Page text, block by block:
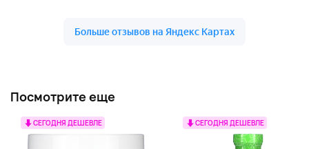
Посмотрите еще
СЕГОДНЯ ДЕШЕВЛЕ СЕГОДНЯ ДЕШЕВЛЕ